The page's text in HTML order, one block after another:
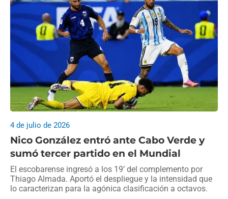
Nico González entró ante Cabo Verde y
sumó tercer partido en el Mundial
4 de julio de 2026
El escobarense ingresó a los 19’ del complemento por
Thiago Almada. Aportó el despliegue y la intensidad que
lo caracterizan para la agónica clasificación a octavos.